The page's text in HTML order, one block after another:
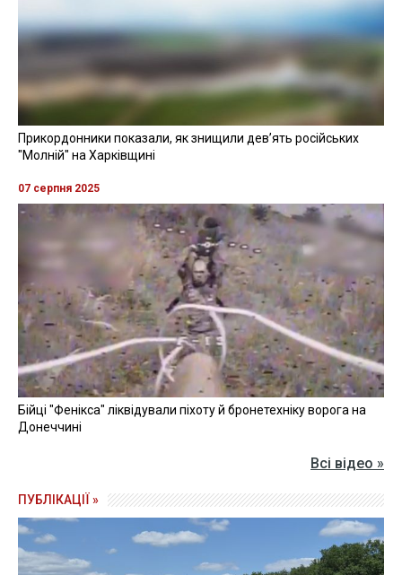
Прикордонники показали, як знищили девʼять російських
"Молній" на Харківщині
07 серпня 2025
Бійці "Фенікса" ліквідували піхоту й бронетехніку ворога на
Донеччині
Всі відео »
ПУБЛІКАЦІЇ »